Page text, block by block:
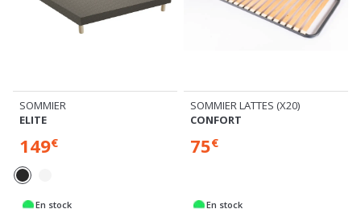
SOMMIER
ELITE
149€
En stock
SOMMIER LATTES (X20)
CONFORT
75€
En stock